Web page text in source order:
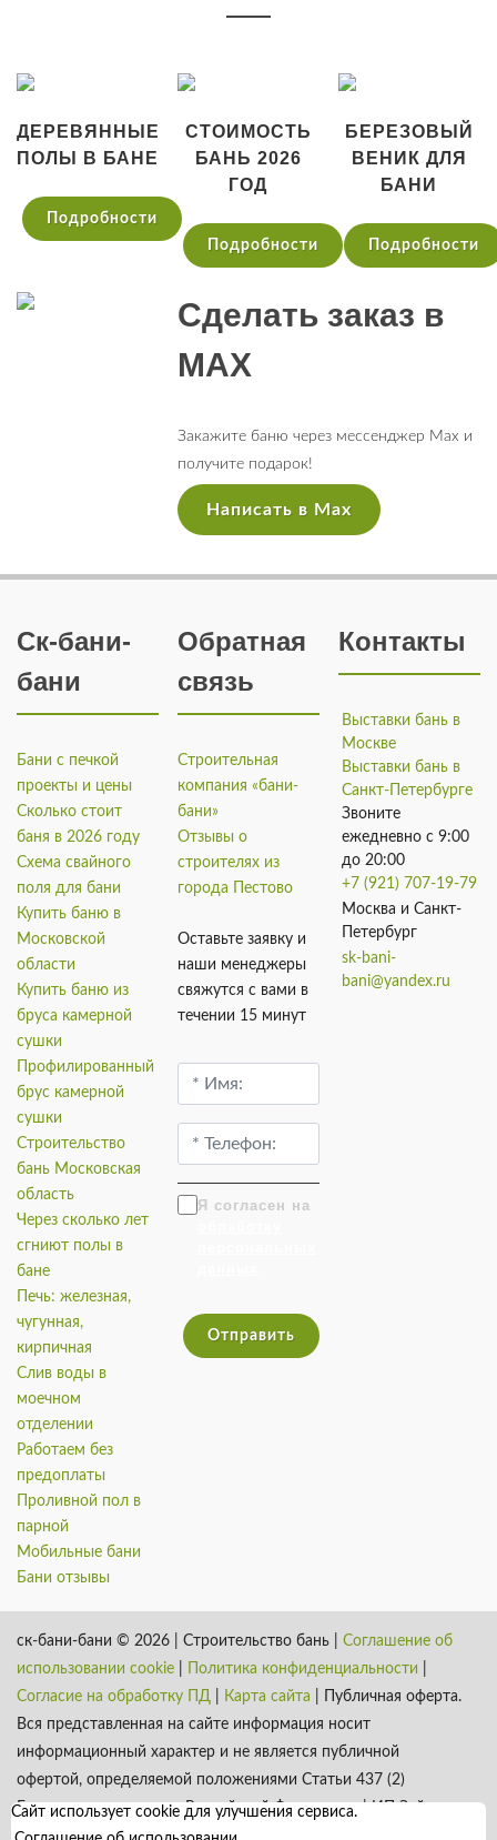
ДЕРЕВЯННЫЕ
ПОЛЫ В БАНЕ
Подробности
СТОИМОСТЬ
БАНЬ 2026
ГОД
Подробности
БЕРЕЗОВЫЙ
ВЕНИК ДЛЯ
БАНИ
Подробности
Сделать заказ в
MAX
Закажите баню через мессенджер Max и
получите подарок!
Написать в Max
Ск-бани-
бани
Бани с печкой
проекты и цены
Сколько стоит
баня в 2026 году
Схема свайного
поля для бани
Купить баню в
Московской
области
Купить баню из
бруса камерной
сушки
Профилированный
брус камерной
сушки
Строительство
бань Московская
область
Через сколько лет
сгниют полы в
бане
Печь: железная,
чугунная,
кирпичная
Слив воды в
моечном
отделении
Работаем без
предоплаты
Проливной пол в
парной
Мобильные бани
Бани отзывы
Обратная
связь
Строительная
компания «бани-
бани»
Отзывы о
строителях из
города Пестово
Оставьте заявку и
наши менеджеры
свяжутся с вами в
течении 15 минут
Я согласен на
Отправить
Контакты
Выставки бань в
Москве
Выставки бань в
Санкт-Петербурге
Звоните
ежедневно с 9:00
до 20:00
+7 (921) 707-19-79
Москва и Санкт-
Петербург
sk-bani-
bani@yandex.ru
ск-бани-бани © 2026 | Строительство бань | Соглашение об
использовании cookie
Политика конфиденциальности
Согласие на обработку ПД
Карта сайта | Публичная оферта.
Вся представленная на сайте информация носит
информационный характер и не является публичной
офертой, определяемой положениями Статьи 437 (2)
Гражданского кодекса Российской Федерации. | ИП Зайцев
К. А. ИНН 531301660823 ОГРН 317784700352926
Сайт использует cookie для улучшения сервиса.